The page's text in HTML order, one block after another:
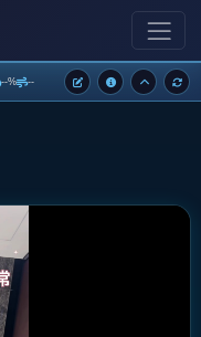
--% --